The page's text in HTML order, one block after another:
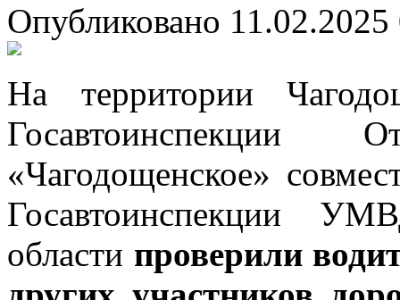
Опубликовано 11.02.2025
На территории
«Чагодощенское»
Госавтоинспекции
области проверили